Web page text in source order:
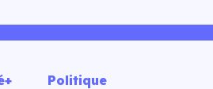
Politique